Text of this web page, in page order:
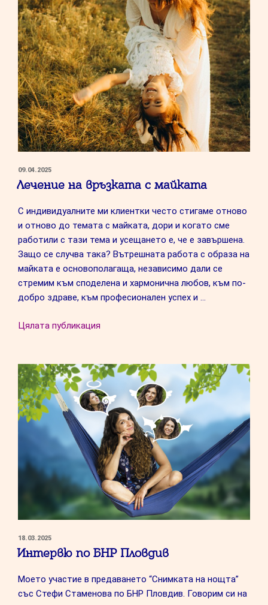
ПУБЛИКУВАНО
НА
09.04.2025
Лечение на връзката с майката
С индивидуалните ми клиентки често стигаме отново
и отново до темата с майката, дори и когато сме
работили с тази тема и усещането е, че е завършена.
Защо се случва така? Вътрешната работа с образа на
майката е основополагаща, независимо дали се
стремим към споделена и хармонична любов, към по-
добро здраве, към професионален успех и …
Цялата публикация
с
майката”
ПУБЛИКУВАНО
НА
18.03.2025
Интервю по БНР Пловдив
Моето участие в предаването “Снимката на нощта”
със Стефи Стаменова по БНР Пловдив. Говорим си на